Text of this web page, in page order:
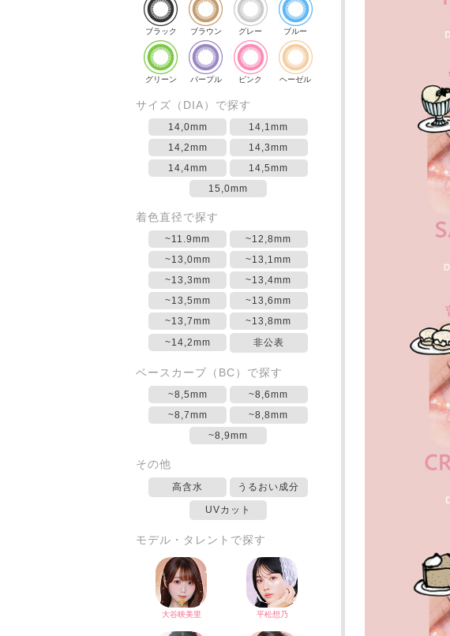
ブラック ブラウン グレー ブルー
グリーン パープル ピンク ヘーゼル
サイズ（DIA）で探す
14,0mm
14,1mm
14,2mm
14,3mm
14,4mm
14,5mm
15,0mm
着色直径で探す
~11.9mm
~12,8mm
~13,0mm
~13,1mm
~13,3mm
~13,4mm
~13,5mm
~13,6mm
~13,7mm
~13,8mm
~14,2mm
非公表
ベースカーブ（BC）で探す
~8,5mm
~8,6mm
~8,7mm
~8,8mm
~8,9mm
その他
高含水 うるおい成分
UVカット
モデル・タレントで探す